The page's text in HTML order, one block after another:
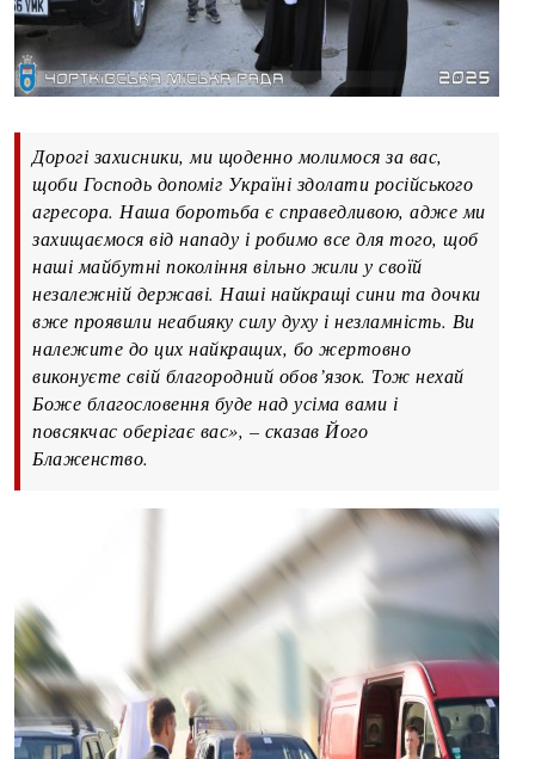
Дорогі захисники, ми щоденно молимося за вас,
щоби Господь допоміг Україні здолати російського
агресора. Наша боротьба є справедливою, адже ми
захищаємося від нападу і робимо все для того, щоб
наші майбутні покоління вільно жили у своїй
незалежній державі. Наші найкращі сини та дочки
вже проявили неабияку силу духу і незламність. Ви
належите до цих найкращих, бо жертовно
виконуєте свій благородний обов’язок. Тож нехай
Боже благословення буде над усіма вами і
повсякчас оберігає вас», – сказав Його
Блаженство.